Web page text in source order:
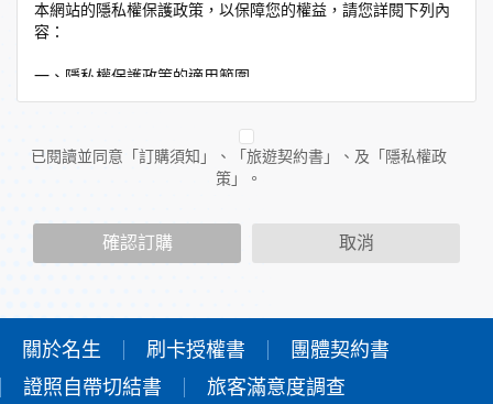
本網站的隱私權保護政策，以保障您的權益，請您詳閱下列內
容：
一、隱私權保護政策的適用範圍
隱私權保護政策內容，包括本網站如何處理在您使用網站服務
外的相關連結網站，也不適用於非本網站所委託或參與管理的
人員。
當您造訪本網站或使用本網站所提供之功能服務時，我們將視
該服務功能性質，請您提供必要的個人資料，並在該特定目的
本網站在您使用服務信箱、問卷調查等互動性功能時，會保留
您所提供的姓名、電子郵件地址、聯絡方式及使用時間等。
於一般瀏覽時，伺服器會自行記錄相關行徑，包括您使用連線
設備的IP位址、使用時間、使用的瀏覽器、瀏覽及點選資料記
已閱讀並同意「訂購須知」、「旅遊契約書」、及「隱私權政
策」。
確認訂購 取消
關於名生 刷卡授權書
團體契約書
證照自帶切結書
旅客滿意度調查